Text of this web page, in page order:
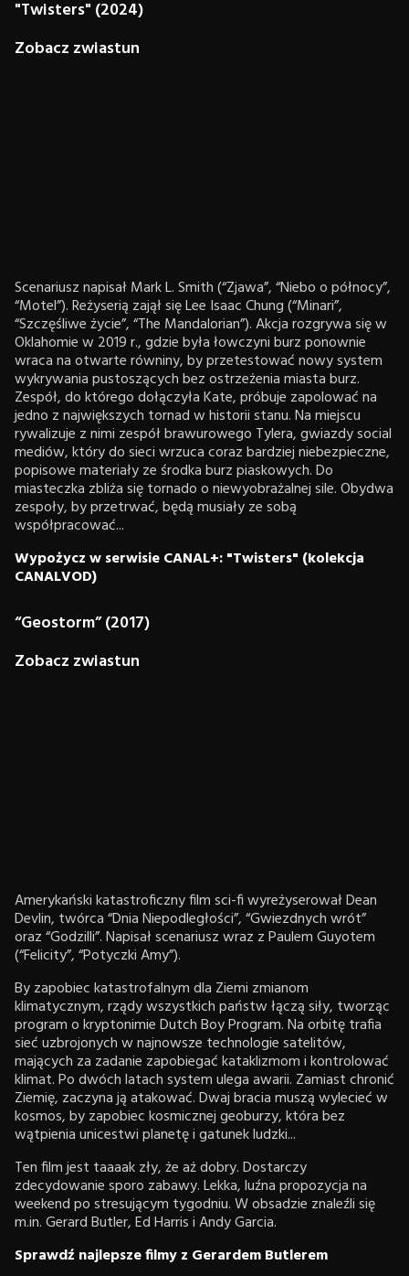
"Twisters" (2024)
Zobacz zwiastun
Scenariusz napisał Mark L. Smith (“Zjawa”, “Niebo o północy”,
“Motel”). Reżyserią zajął się Lee Isaac Chung (“Minari”,
“Szczęśliwe życie”, “The Mandalorian”). Akcja rozgrywa się w
Oklahomie w 2019 r., gdzie była łowczyni burz ponownie
wraca na otwarte równiny, by przetestować nowy system
wykrywania pustoszących bez ostrzeżenia miasta burz.
Zespół, do którego dołączyła Kate, próbuje zapolować na
jedno z największych tornad w historii stanu. Na miejscu
rywalizuje z nimi zespół brawurowego Tylera, gwiazdy social
mediów, który do sieci wrzuca coraz bardziej niebezpieczne,
popisowe materiały ze środka burz piaskowych. Do
miasteczka zbliża się tornado o niewyobrażalnej sile. Obydwa
zespoły, by przetrwać, będą musiały ze sobą
współpracować...
Wypożycz w serwisie CANAL+: "Twisters" (kolekcja
CANALVOD)
“Geostorm” (2017)
Zobacz zwiastun
Amerykański katastroficzny film sci-fi wyreżyserował Dean
Devlin, twórca “Dnia Niepodległości”, “Gwiezdnych wrót”
oraz “Godzilli”. Napisał scenariusz wraz z Paulem Guyotem
(“Felicity”, “Potyczki Amy”).
By zapobiec katastrofalnym dla Ziemi zmianom
klimatycznym, rządy wszystkich państw łączą siły, tworząc
program o kryptonimie Dutch Boy Program. Na orbitę trafia
sieć uzbrojonych w najnowsze technologie satelitów,
mających za zadanie zapobiegać kataklizmom i kontrolować
klimat. Po dwóch latach system ulega awarii. Zamiast chronić
Ziemię, zaczyna ją atakować. Dwaj bracia muszą wylecieć w
kosmos, by zapobiec kosmicznej geoburzy, która bez
wątpienia unicestwi planetę i gatunek ludzki...
Ten film jest taaaak zły, że aż dobry. Dostarczy
zdecydowanie sporo zabawy. Lekka, luźna propozycja na
weekend po stresującym tygodniu. W obsadzie znaleźli się
m.in. Gerard Butler, Ed Harris i Andy Garcia.
Sprawdź najlepsze filmy z Gerardem Butlerem